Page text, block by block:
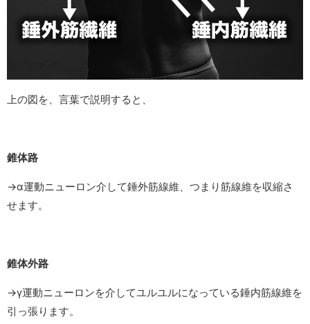
上の図を、言葉で説明すると、
錐体路
→α運動ニューロン介して錘外筋線維、つまり筋線維を収縮さ
せます。
錐体外路
→γ運動ニューロンを介してユルユルになっている錘内筋線維を
引っ張ります。